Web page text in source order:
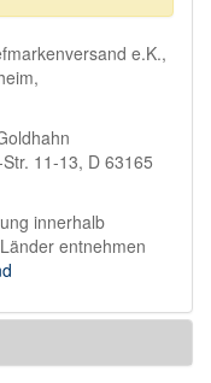
e.K.,
11-13, D 63165
innerhalb
entnehmen